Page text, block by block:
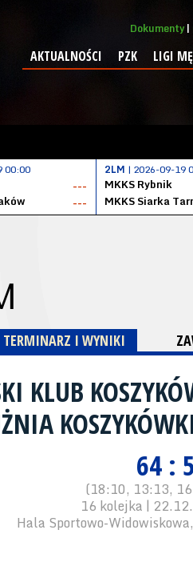
Dokumenty
AKTUALNOŚCI PZK LIGI
00:00
---
---
2LM | 2026-09-19
MKKS Rybnik
MKKS Siarka
TERMINARZ I WYNIKI
KLUB
64 :
(18:10, 13:13,
16 kolejka |
Hala Sportowo-